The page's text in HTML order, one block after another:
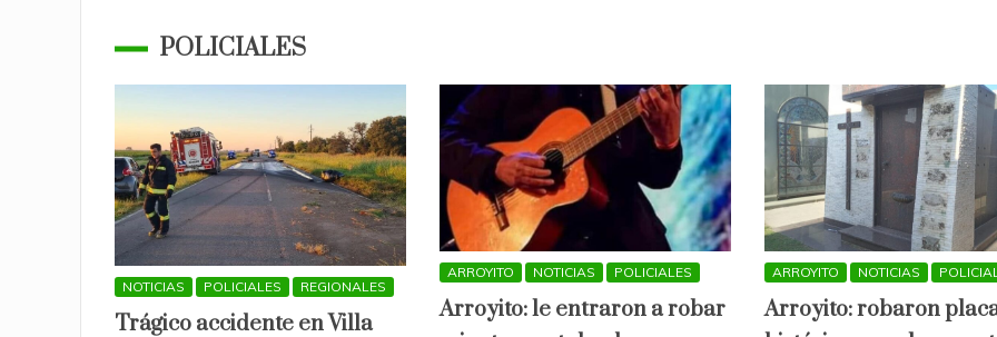
POLICIALES
NOTICIAS POLICIALES REGIONALES
Trágico accidente en Villa
ARROYITO NOTICIAS POLICIALES
Arroyito: le entraron a robar
ARROYITO NOTICIAS
Arroyito: robaron